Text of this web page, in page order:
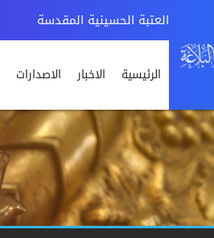
العتبة الحسينية المقدسة
الرئيسية الاخبار الاصدارات